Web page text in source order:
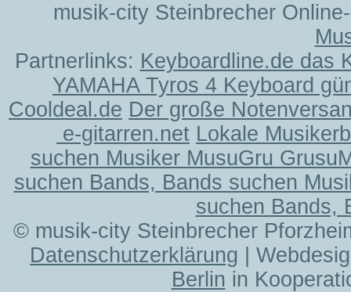
musik-city Steinbrecher
Partnerlinks: Keyboardline.de das
YAMAHA Tyros 4 Keyboard
Cooldeal.de Der große
e-gitarren.net Lokale
suchen Musiker MusuGru
suchen Bands, Bands suchen
suchen Bands,
© musik-city Steinbrecher
Datenschutzerklärung |
Berlin in